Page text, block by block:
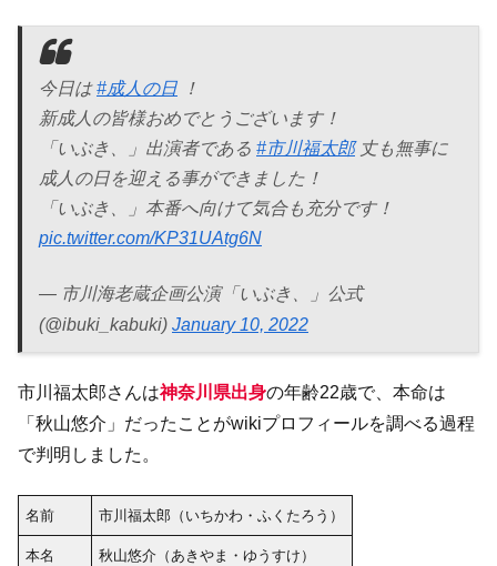
今日は#成人の日 ！
新成人の皆様おめでとうございます！
「いぶき、」出演者である #市川福太郎丈も無事に
成人の日を迎える事ができました！
「いぶき、」本番へ向けて気合も充分です！
pic.twitter.com/KP31UAtg6N
— 市川海老蔵企画公演「いぶき、」公式
(@ibuki_kabuki) January 10, 2022
市川福太郎さんは神奈川県出身の年齢22歳で、本命は
「秋山悠介」だったことがwikiプロフィールを調べる過程
で判明しました。
名前 市川福太郎（いちかわ・ふくたろう）
本名 秋山悠介（あきやま・ゆうすけ）